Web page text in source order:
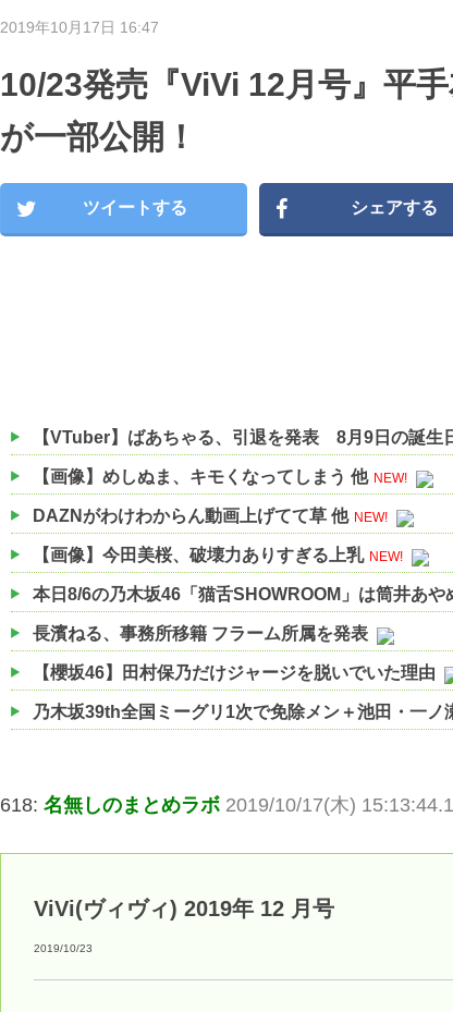
2019年10月17日 16:47
10/23発売『ViVi 12月号』平
が一部公開！
ツイートする シェアする
【画像】めしぬま、キモくなってしまう 他 NEW!
DAZNがわけわからん動画上げてて草 他 NEW!
【画像】今田美桜、破壊力ありすぎる上乳 NEW!
本日8/6の乃木坂46「猫舌SHOWROOM」は筒井あや
長濱ねる、事務所移籍 フラーム所属を発表
【櫻坂46】田村保乃だけジャージを脱いでいた理由
乃木坂39th全国ミーグリ1次で免除メン＋池田・一
【櫻坂46】ミーグリで喧嘩！？山下瞳月、これはマ
【朗報】増田三莉音さんの生足wwwwwwwwwwww
【朗報】増田三莉音さんの生足wwwwwwwwwwww
【川﨑桜】まあ、でも筑駒は断れないだろ？
618: 名無しのまとめラボ 2019/10/17(木)
ViVi(ヴィヴィ) 2019年 12 月号
2019/10/23